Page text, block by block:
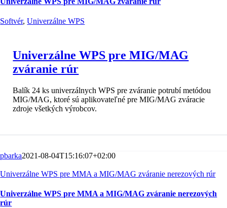
Softvér,Univerzálne WPS
Univerzálne WPS pre MIG/MAG
zváranie rúr
Balík 24 ks univerzálnych WPS pre zváranie potrubí metódou
MIG/MAG, ktoré sú aplikovateľné pre MIG/MAG zváracie
zdroje všetkých výrobcov.
pbarka2021-08-04T15:16:07+02:00
Univerzálne WPS pre MMA a MIG/MAG zváranie nerezových rúr
Univerzálne WPS pre MMA a MIG/MAG zváranie nerezových
rúr